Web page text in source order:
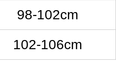
98-102cm
102-106cm